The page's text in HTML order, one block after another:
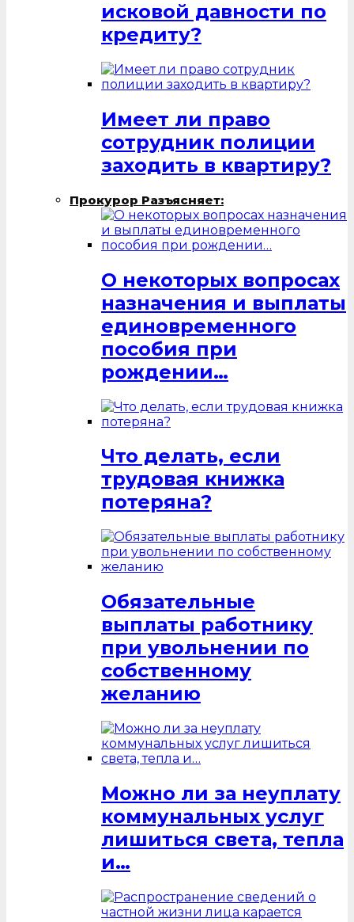
исковой давности по
кредиту?
Имеет ли право
сотрудник полиции
заходить в квартиру?
Прокурор Разъясняет:
О некоторых вопросах
назначения и выплаты
единовременного
пособия при
рождении…
Что делать, если
трудовая книжка
потеряна?
Обязательные
выплаты работнику
при увольнении по
собственному
желанию
Можно ли за неуплату
коммунальных услуг
лишиться света, тепла
и…